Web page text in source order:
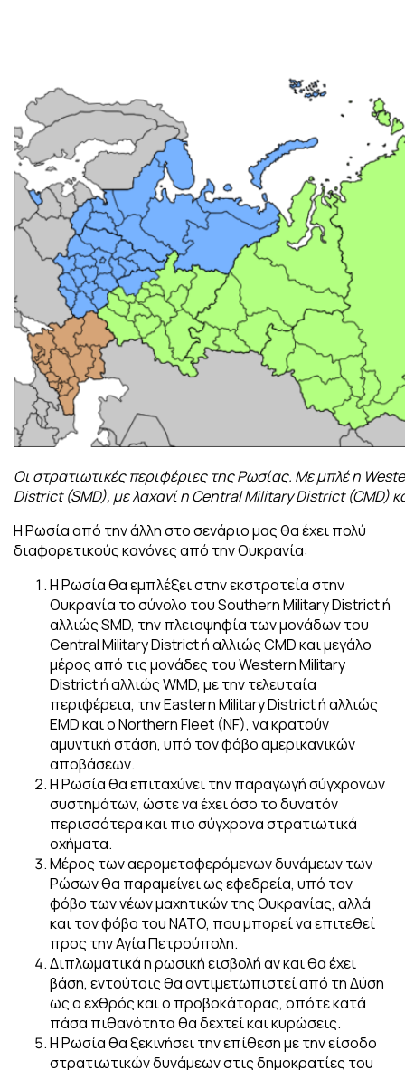
Οι στρατιωτικές περιφέριες της Ρωσίας. Με μπλέ η
District (SMD), με λαχανί η Central Military District (CMD)
Η Ρωσία από την άλλη στο σενάριο μας θα έχει πολύ
διαφορετικούς κανόνες από την Ουκρανία:
Η Ρωσία θα εμπλέξει στην εκστρατεία στην
Ουκρανία το σύνολο του Southern Military District ή
αλλιώς SMD, την πλειοψηφία των μονάδων του
Central Military District ή αλλιώς CMD και μεγάλο
μέρος από τις μονάδες του Western Military
District ή αλλιώς WMD, με την τελευταία
περιφέρεια, την Eastern Military District ή αλλιώς
EMD και ο Northern Fleet (NF), να κρατούν
αμυντική στάση, υπό τον φόβο αμερικανικών
αποβάσεων.
Η Ρωσία θα επιταχύνει την παραγωγή σύγχρονων
συστημάτων, ώστε να έχει όσο το δυνατόν
περισσότερα και πιο σύγχρονα στρατιωτικά
οχήματα.
Μέρος των αερομεταφερόμενων δυνάμεων των
Ρώσων θα παραμείνει ως εφεδρεία, υπό τον
φόβο των νέων μαχητικών της Ουκρανίας, αλλά
και τον φόβο του NATO, που μπορεί να επιτεθεί
προς την Αγία Πετρούπολη.
Διπλωματικά η ρωσική εισβολή αν και θα έχει
βάση, εντούτοις θα αντιμετωπιστεί από τη Δύση
ως ο εχθρός και ο προβοκάτορας, οπότε κατά
πάσα πιθανότητα θα δεχτεί και κυρώσεις.
Η Ρωσία θα ξεκινήσει την επίθεση με την είσοδο
στρατιωτικών δυνάμεων στις δημοκρατίες του